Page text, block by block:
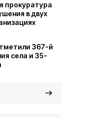
прокуратура
в двух
367-й
села и 35-